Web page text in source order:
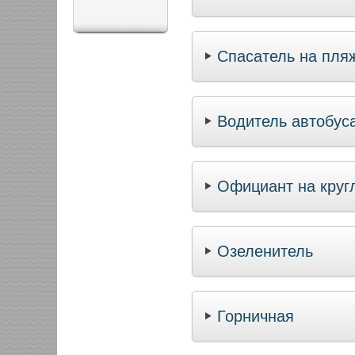
Спасатель на
Водитель
Официант на
Озеленитель
Горничная